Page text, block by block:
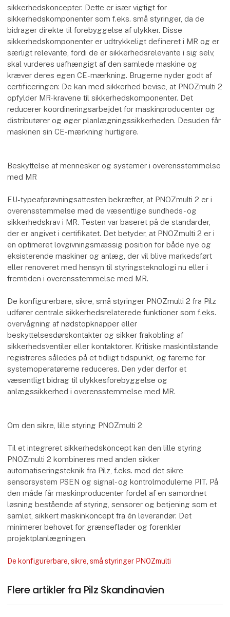
sikkerhedskoncepter. Dette er især vigtigt for
sikkerhedskomponenter som f.eks. små styringer, da de
bidrager direkte til forebyggelse af ulykker. Disse
sikkerhedskomponenter er udtrykkeligt defineret i MR og er
særligt relevante, fordi de er sikkerhedsrelevante i sig selv,
skal vurderes uafhængigt af den samlede maskine og
kræver deres egen CE-mærkning. Brugerne nyder godt af
certificeringen: De kan med sikkerhed bevise, at PNOZmulti 2
opfylder MR-kravene til sikkerhedskomponenter. Det
reducerer koordineringsarbejdet for maskinproducenter og
distributører og øger planlægningssikkerheden. Desuden får
maskinen sin CE-mærkning hurtigere.
Beskyttelse af mennesker og systemer i overensstemmelse
med MR
EU-typeafprøvningsattesten bekræfter, at PNOZmulti 2 er i
overensstemmelse med de væsentlige sundheds- og
sikkerhedskrav i MR. Testen var baseret på de standarder,
der er angivet i certifikatet. Det betyder, at PNOZmulti 2 er i
en optimeret lovgivningsmæssig position for både nye og
eksisterende maskiner og anlæg, der vil blive markedsført
eller renoveret med hensyn til styringsteknologi nu eller i
fremtiden i overensstemmelse med MR.
De konfigurerbare, sikre, små styringer PNOZmulti 2 fra Pilz
udfører centrale sikkerhedsrelaterede funktioner som f.eks.
overvågning af nødstopknapper eller
beskyttelsesdørskontakter og sikker frakobling af
sikkerhedsventiler eller kontaktorer. Kritiske maskintilstande
registreres således på et tidligt tidspunkt, og farerne for
systemoperatørerne reduceres. Den yder derfor et
væsentligt bidrag til ulykkesforebyggelse og
anlægssikkerhed i overensstemmelse med MR.
Om den sikre, lille styring PNOZmulti 2
Til et integreret sikkerhedskoncept kan den lille styring
PNOZmulti 2 kombineres med anden sikker
automatiseringsteknik fra Pilz, f.eks. med det sikre
sensorsystem PSEN og signal- og kontrolmodulerne PIT. På
den måde får maskinproducenter fordel af en samordnet
løsning bestående af styring, sensorer og betjening som et
samlet, sikkert maskinkoncept fra én leverandør. Det
minimerer behovet for grænseflader og forenkler
projektplanlægningen.
De konfigurerbare, sikre, små styringer PNOZmulti
Flere artikler fra Pilz Skandinavien